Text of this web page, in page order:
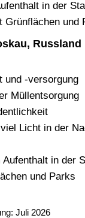
in der
Grünflächen und
Russland
und -versorgung
Müllentsorgung
Licht in der
in der
und Parks
Juli 2026
Index
Index